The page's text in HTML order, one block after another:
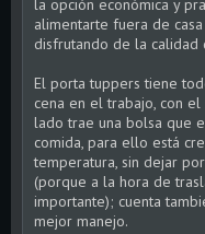
la opción económica y
alimentarte fuera de
disfrutando de la calidad
El porta tuppers tiene
cena en el trabajo, con
lado trae una bolsa que
comida, para ello está
temperatura, sin dejar
(porque a la hora de
importante); cuenta
mejor manejo.